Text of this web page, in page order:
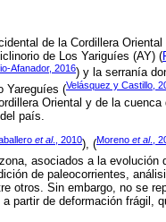
de la Cordillera Oriental
de Los Yariguíes (AY) (
Afanador, 2016) y la serranía
Yareguíes (Velásquez y Castillo,
Oriental y de la cuenca
país.
et al., 2010), (Moreno et al.,
asociados a la evolución
de paleocorrientes,
otros. Sin embargo, no se
partir de deformación frágil,